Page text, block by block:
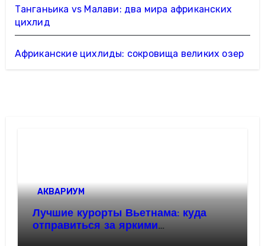
Танганьика vs Малави: два мира африканских
цихлид
Африканские цихлиды: сокровища великих озер
АКВАРИУМ
Лучшие курорты Вьетнама: куда
отправиться за яркими